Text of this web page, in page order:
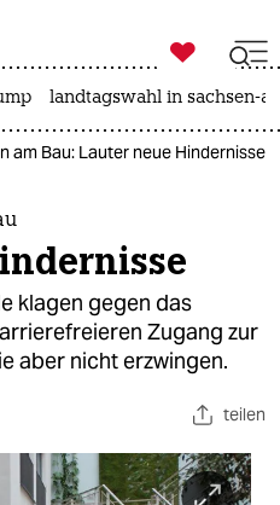
ich

taz zahl ich
landtagswahl in sachsen-
am Bau: Lauter neue Hindernisse
klagen gegen das
Zugang zur
aber nicht erzwingen.
teilen